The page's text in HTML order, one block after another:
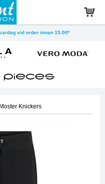
vid order innan 15:00*
Knickers